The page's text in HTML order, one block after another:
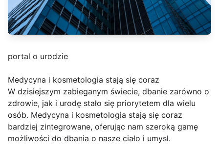
portal o urodzie
Medycyna i kosmetologia stają się coraz
W dzisiejszym zabieganym świecie, dbanie zarówno o
zdrowie, jak i urodę stało się priorytetem dla wielu
osób. Medycyna i kosmetologia stają się coraz
bardziej zintegrowane, oferując nam szeroką gamę
możliwości do dbania o nasze ciało i umysł.